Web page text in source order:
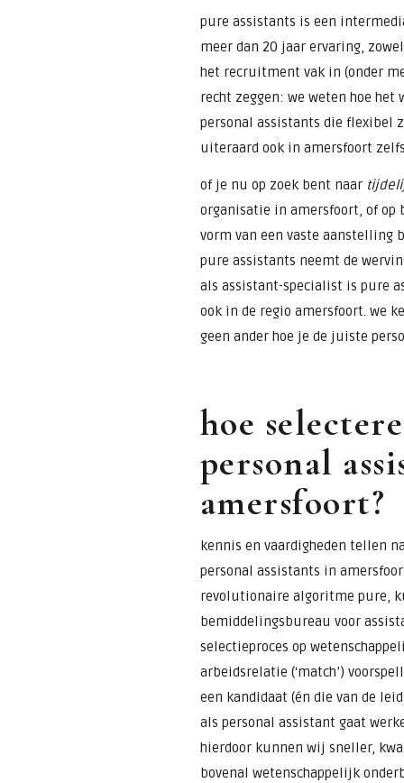
pure assistants is een
meer dan 20 jaar ervaring,
het recruitment vak in (onder
recht zeggen: we weten hoe
personal assistants die flexibel
uiteraard ook in amersfoort
of je nu op zoek bent naar
organisatie in amersfoort, of op
vorm van een vaste aanstelling
pure assistants neemt de
als assistant-specialist is pure
ook in de regio amersfoort. we
geen ander hoe je de juiste
hoe
personal
amersfoort?
kennis en vaardigheden tellen
personal assistants in
revolutionaire algoritme pure,
bemiddelingsbureau voor
selectieproces op
arbeidsrelatie (‘match’)
een kandidaat (én die van de
als personal assistant gaat
hierdoor kunnen wij sneller,
bovenal wetenschappelijk